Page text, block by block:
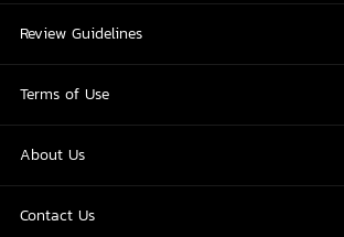
Review Guidelines
Terms of Use
About Us
Contact Us